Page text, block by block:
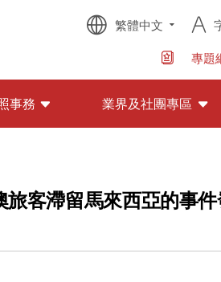
繁體中文
專題
事務 業界及社團專區
客滯留馬來西亞的事